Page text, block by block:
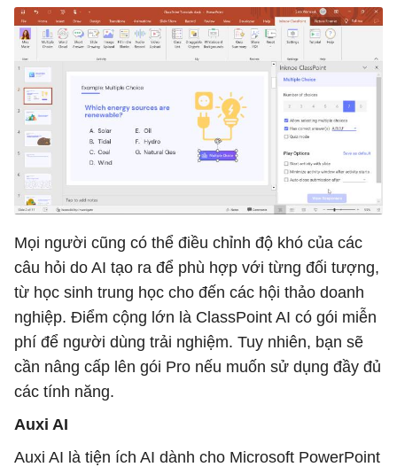
Mọi người cũng có thể điều chỉnh độ khó của các
câu hỏi do AI tạo ra để phù hợp với từng đối tượng,
từ học sinh trung học cho đến các hội thảo doanh
nghiệp. Điểm cộng lớn là ClassPoint AI có gói miễn
phí để người dùng trải nghiệm. Tuy nhiên, bạn sẽ
cần nâng cấp lên gói Pro nếu muốn sử dụng đầy đủ
các tính năng.
Auxi AI
Auxi AI là tiện ích AI dành cho Microsoft PowerPoint